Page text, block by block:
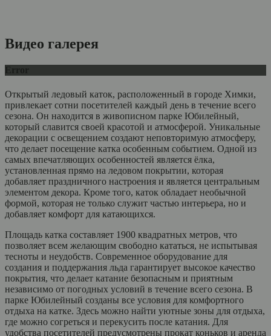
Видео галерея
Открытый ледовый каток, расположенный в городе Химки,
привлекает сотни посетителей каждый день в течение всего
сезона. Он находится в живописном парке Юбилейный,
который славится своей красотой и атмосферой. Уникальные
декорации с освещением создают неповторимую атмосферу,
что делает посещение катка особенным событием. Одной из
самых впечатляющих особенностей является ёлка,
установленная прямо на ледовом покрытии, которая
добавляет праздничного настроения и является центральным
элементом декора. Кроме того, каток обладает необычной
формой, которая не только служит частью интерьера, но и
добавляет комфорт для катающихся.
Площадь катка составляет 1900 квадратных метров, что
позволяет всем желающим свободно кататься, не испытывая
тесноты и неудобств. Современное оборудование для
создания и поддержания льда гарантирует высокое качество
покрытия, что делает катание безопасным и приятным
независимо от погодных условий в течение всего сезона. В
парке Юбилейный созданы все условия для комфортного
отдыха на катке. Здесь можно найти уютные зоны для отдыха,
где можно согреться и перекусить после катания. Для
удобства посетителей предусмотрены прокат коньков и аренда